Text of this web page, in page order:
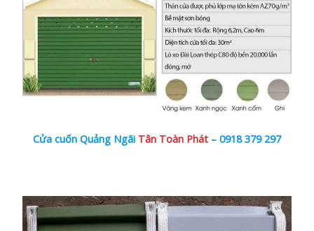
Cửa cuốn Quảng Ngãi Tân Toàn Phát – 0918 379 297